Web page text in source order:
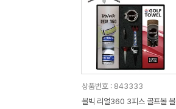
상품번호 : 843333
볼빅 리얼360 3피스 골프볼 볼